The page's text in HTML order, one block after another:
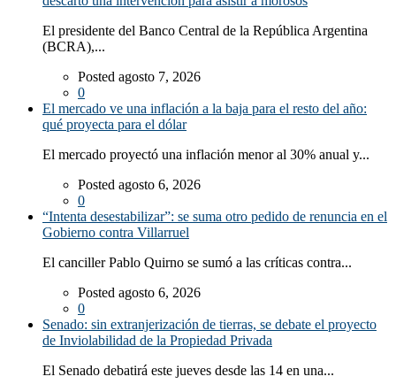
El presidente del Banco Central de la República Argentina
(BCRA),...
Posted agosto 7, 2026
0
El mercado ve una inflación a la baja para el resto del año:
qué proyecta para el dólar
El mercado proyectó una inflación menor al 30% anual y...
Posted agosto 6, 2026
0
“Intenta desestabilizar”: se suma otro pedido de renuncia en el
Gobierno contra Villarruel
El canciller Pablo Quirno se sumó a las críticas contra...
Posted agosto 6, 2026
0
Senado: sin extranjerización de tierras, se debate el proyecto
de Inviolabilidad de la Propiedad Privada
El Senado debatirá este jueves desde las 14 en una...